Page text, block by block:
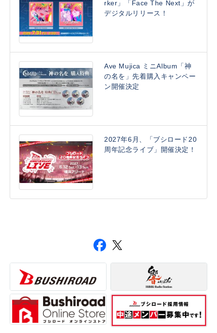
rker」「Face The Next」が
デジタルリリース！
Ave Mujica ミニAlbum「神
の名を」先着購入キャンペー
ン開催決定
2027年6月、「ブシロード20
周年記念ライブ」開催決定！